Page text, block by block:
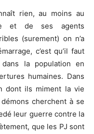
rien, au moins au
et de ses agents
(surement) on n’a
c’est qu’il faut
la population en
humaines. Dans
dont ils miment la vie
cherchent à se
leur guerre contre la
que les PJ sont